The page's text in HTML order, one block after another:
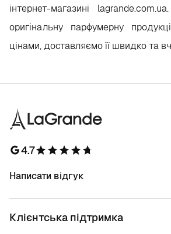
інтернет-магазині
оригінальну парфумерну
цінами, доставляємо її швидко та
4.7
Написати відгук
Клієнтська підтримка